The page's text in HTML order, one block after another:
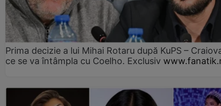
Prima decizie a lui Mihai Rotaru după KuPS –
ce se va întâmpla cu Coelho. Exclusiv